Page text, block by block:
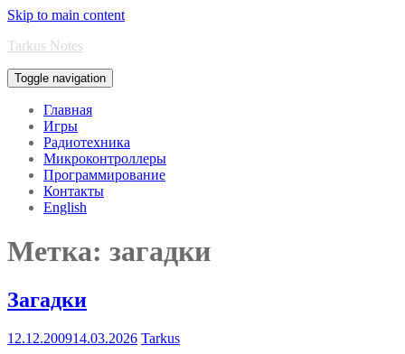
Skip to main content
Tarkus Notes
Toggle navigation
Главная
Игры
Радиотехника
Микроконтроллеры
Программирование
Контакты
English
Метка: загадки
Загадки
12.12.200914.03.2026 Tarkus